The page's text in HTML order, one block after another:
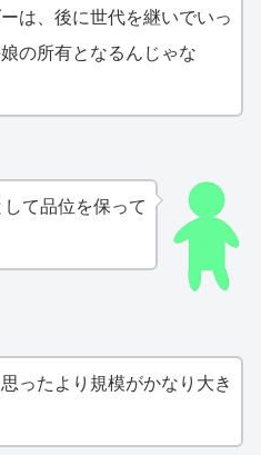
は、後に世代を継いでいっ
の所有となるんじゃな
て品位を保って
ったより規模がかなり大き